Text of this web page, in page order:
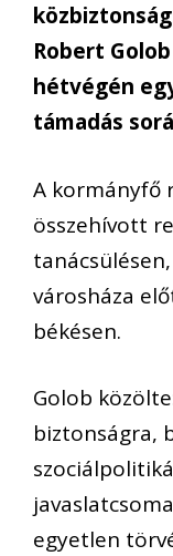
Robert
hétvégén
támadás
A kormányfő
összehívott
városháza
békésen.
Golob
biztonságra,
egyetlen